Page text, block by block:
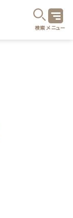
検索メニュー
ーン